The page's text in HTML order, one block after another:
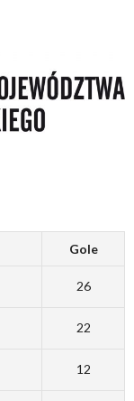
Gole
26
22
12